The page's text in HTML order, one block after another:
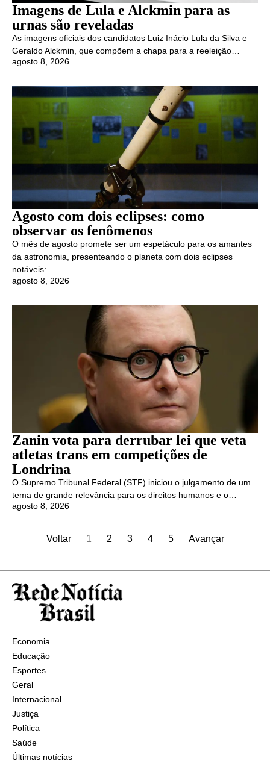
Imagens de Lula e Alckmin para as
urnas são reveladas
As imagens oficiais dos candidatos Luiz Inácio Lula da Silva e
Geraldo Alckmin, que compõem a chapa para a reeleição…
agosto 8, 2026
Agosto com dois eclipses: como
observar os fenômenos
O mês de agosto promete ser um espetáculo para os amantes
da astronomia, presenteando o planeta com dois eclipses
notáveis:…
agosto 8, 2026
Zanin vota para derrubar lei que veta
atletas trans em competições de
Londrina
O Supremo Tribunal Federal (STF) iniciou o julgamento de um
tema de grande relevância para os direitos humanos e o…
agosto 8, 2026
Voltar 1 2 3 4 5 Avançar
Economia
Educação
Esportes
Geral
Internacional
Justiça
Política
Saúde
Últimas notícias